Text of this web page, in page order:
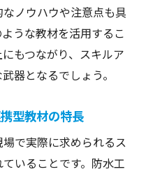
ノウハウや注意点も具
うな教材を活用するこ
もつながり、スキルア
器となるでしょう。
型教材の特長
で実際に求められるス
いることです。防水工